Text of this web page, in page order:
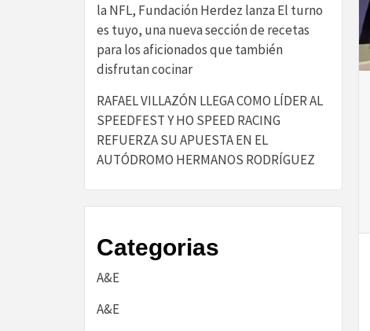
la NFL, Fundación Herdez lanza El turno
es tuyo, una nueva sección de recetas
para los aficionados que también
disfrutan cocinar
RAFAEL VILLAZÓN LLEGA COMO LÍDER AL
SPEEDFEST Y HO SPEED RACING
REFUERZA SU APUESTA EN EL
AUTÓDROMO HERMANOS RODRÍGUEZ
Categorias
A&E
A&E